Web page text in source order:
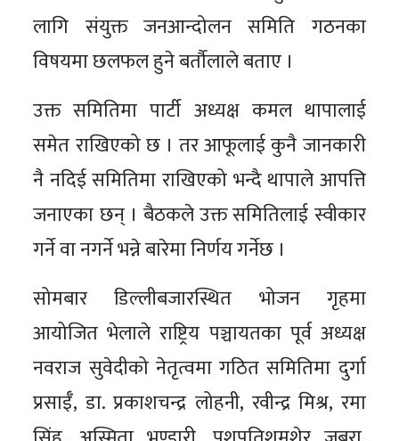
लागि संयुक्त जनआन्दोलन समिति गठनका
विषयमा छलफल हुने बर्तौलाले बताए ।
उक्त समितिमा पार्टी अध्यक्ष कमल थापालाई
समेत राखिएको छ । तर आफूलाई कुनै जानकारी
नै नदिई समितिमा राखिएको भन्दै थापाले आपत्ति
जनाएका छन् । बैठकले उक्त समितिलाई स्वीकार
गर्ने वा नगर्ने भन्ने बारेमा निर्णय गर्नेछ ।
सोमबार डिल्लीबजारस्थित भोजन गृहमा
आयोजित भेलाले राष्ट्रिय पञ्चायतका पूर्व अध्यक्ष
नवराज सुवेदीको नेतृत्वमा गठित समितिमा दुर्गा
प्रसाईँ, डा. प्रकाशचन्द्र लोहनी, रवीन्द्र मिश्र, रमा